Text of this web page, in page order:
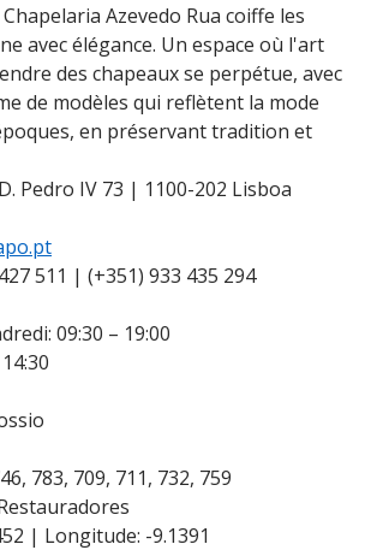
Azevedo Rua coiffe les
avec élégance. Un espace où l'art
des chapeaux se perpétue, avec
de modèles qui reflètent la mode
en préservant tradition et
Pedro IV 73 | 1100-202 Lisboa
511 | (+351) 933 435 294
09:30 – 19:00
783, 709, 711, 732, 759
| Longitude: -9.1391